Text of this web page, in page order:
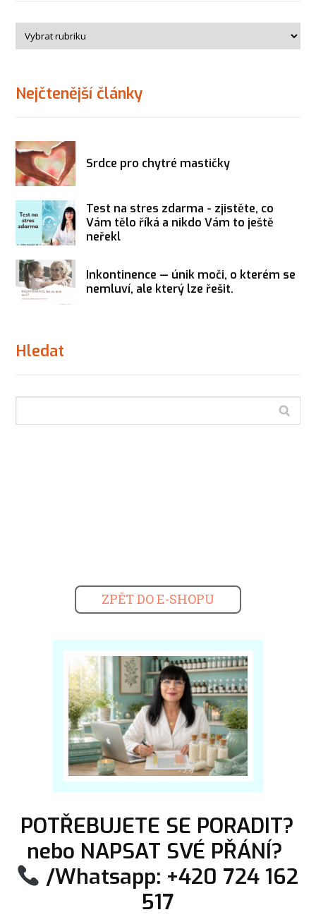
Nejčtenější články
Srdce pro chytré mastičky
Test na stres zdarma - zjistěte, co
Vám tělo říká a nikdo Vám to ještě
neřekl
Inkontinence — únik moči, o kterém se
nemluví, ale který lze řešit.
Hledat
ZPĚT DO E-SHOPU
POTŘEBUJETE SE PORADIT?
nebo NAPSAT SVÉ PŘÁNÍ?
/Whatsapp: +420 724 162
517